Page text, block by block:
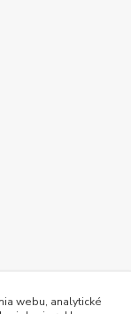
webu, analytické